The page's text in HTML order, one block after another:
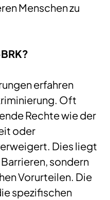
Menschen zu
erfahren
Oft
Rechte wie der
oder
Dies liegt
sondern
Vorurteilen. Die
spezifischen